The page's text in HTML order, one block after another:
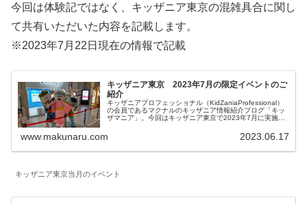
今回は体験記ではなく、キッザニア東京の混雑具合に関し
て共有いただいた内容を記載します。
※2023年7月22日現在の情報で記載
キッザニア東京 2023年7月の限定イベントのご
紹介
キッザニアプロフェッショナル（KidZaniaProfessional）
の会員であるマクナルのキッザニア情報紹介ブログ「キッ
ザマニア」。今回はキッザニア東京で2023年7月に実施さ
www.makunaru.com 2023.06.17
キッザニア東京当月のイベント